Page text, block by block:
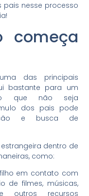
nesse processo
começa
das principais
bastante para um
que não seja
dos pais pode
e busca de
dentro de
como:
em contato com
de filmes, músicas,
outros recursos